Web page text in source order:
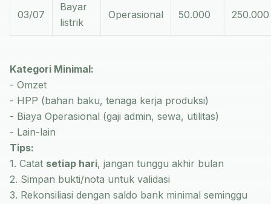
03/07
Bayar
listrik
Operasional 50.000 250.000
Kategori Minimal:
- Omzet
- HPP (bahan baku, tenaga kerja produksi)
- Biaya Operasional (gaji admin, sewa, utilitas)
- Lain-lain
Tips:
1. Catat setiap hari, jangan tunggu akhir bulan
2. Simpan bukti/nota untuk validasi
3. Rekonsiliasi dengan saldo bank minimal seminggu